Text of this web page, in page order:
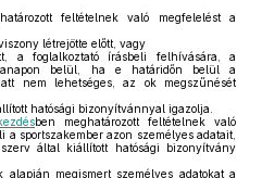
feltételnek való megfelelést a
létrejötte előtt, vagy
a foglalkoztató írásbeli felhívására, a
belül, ha e határidőn belül a
nem lehetséges, az ok megszűnését
hatósági bizonyítvánnyal igazolja.
ben meghatározott feltételnek való
sportszakember azon személyes adatait,
által kiállított hatósági bizonyítvány
alapján megismert személyes adatokat a